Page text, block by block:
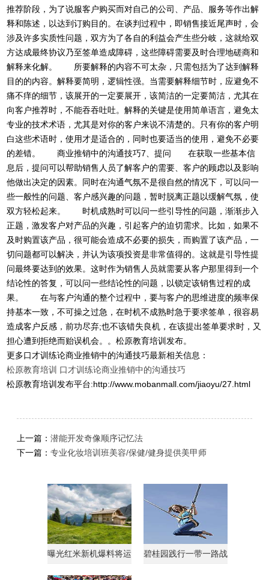
推荐阶段，为了说服客户购买而对自己的公司、产品、服务等作出解
释和陈述，以达到订购目的。在谈判过程中，即销售接近尾声时，会
涉及许多实质性问题，双方为了各自的利益会产生些分岐，这就给双
方达成最终协议乃至签单造成障碍，这些障碍需要及时合理地磋商和
解释来化解。 所要解释的内容不可太杂，只需包括为了达到解释
目的的内容。解释要简明，逻辑性强。当需要解释细节时，应避免不
痛不痒的细节，该展开的一定要展开，该简洁的一定要简洁，尤其在
向客户推荐时，不能吞吞吐吐。解释的关键是使用简单语言，避免太
专业的技术术语，尤其是对你的客户来说不清楚的。只有你的客户明
白这些术语时，使用才是适合的，同时也要适当的使用，避免不必要
的差错。 商业推销中的沟通技巧7、提问 在获取一些基本信
息后，提问可以帮助销售人员了解客户的需要、客户的顾虑以及影响
他做出决定的因素。同时在沟通气氛不是很自然的情况下，可以问一
些一般性的问题、客户感兴趣的问题，暂时脱离正题以缓解气氛，使
双方轻松起来。 时机成熟时可以问一些引导性的问题，渐渐步入
正题，激发客户对产品的兴趣，引起客户的迫切需求。比如，如果不
及时购置该产品，很可能会造成不必要的损失，而购置了该产品，一
切问题都可以解决，并认为该项投资是非常值得的。这就是引导性提
问最终要达到的效果。这时作为销售人员就需要从客户那里得到一个
结论性的答复，可以问一些结论性的问题，以锁定该销售过程的成
果。 在与客户沟通的整个过程中，要与客户的思维进度的频率保
持基本一致，不可操之过急，在时机不成熟时急于要求签单，很容易
造成客户反感，前功尽弃;也不该错失良机，在该提出签单要求时，又
担心遭到拒绝而贻误机会。。松原教育培训发布。
更多口才训练论商业推销中的沟通技巧最新相关信息：
松原教育培训 口才训练论商业推销中的沟通技巧
松原教育培训发布平台:http://www.mobanmall.com/jiaoyu/27.html
上一篇：潜能开发奇像顺序记忆法
下一篇：专业化妆培训班美容/保健/健身提供美甲师
曝光红米新机爆料将运
碧桂园践行一带一路战